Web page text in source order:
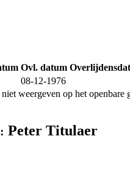
Ovl. datum
08-12-1976
weergeven op het
Peter Titulaer